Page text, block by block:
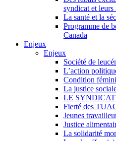
syndicat et leurs
La santé et la
Programme de
Canada
Enjeux
Enjeux
Société de
L’action
Condition
La justice
LE SYNDICAT
Fierté des
Jeunes
Justice
La solidarité